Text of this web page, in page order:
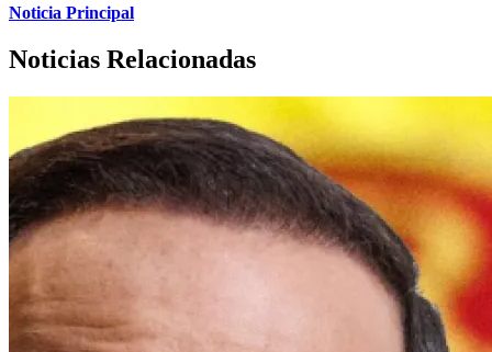
Noticia Principal
Noticias Relacionadas